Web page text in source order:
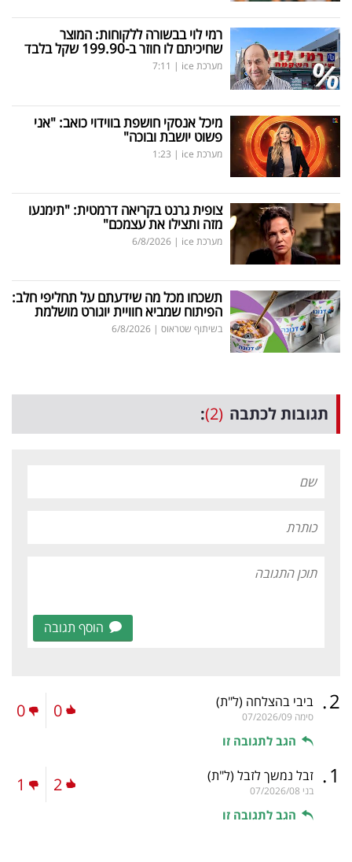
רמי לוי בבשורה ללקוחות: המוצר
שחיכיתם לו חוזר ב-199.90 שקל בלבד
מערכת ice |
7:11
מיכל אנסקי חושפת בווידוי כואב: "אני
פשוט יושבת ובוכה"
מערכת ice |
1:23
צופית גרנט בקריאה דרמטית: "תימנעו
מזה ותצילו את עצמכם"
מערכת ice |
6/8/2026
תשכחו מכל מה שידעתם על תחליפי חלב:
הפיתוח שמביא חוויית יוגורט מושלמת
בשיתוף שטראוס |
6/8/2026
תגובות לכתבה (2)
:
הוסף תגובה
2
. ביבי בהצלחה (ל"ת)
סימה 07/2026/09
הגב לתגובה זו
0
0
1
. זבל נמשך לזבל (ל"ת)
בני 07/2026/08
הגב לתגובה זו
2
1